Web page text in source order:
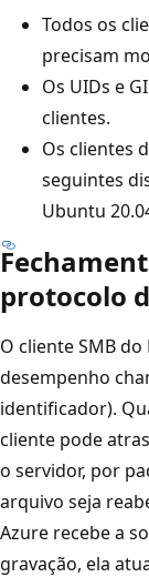
Todos os
precisam
Os UIDs e
clientes.
Os clientes
seguintes
Ubuntu
protocolo
O cliente SMB
desempenho
identificador).
cliente pode
o servidor, por
arquivo seja
Azure recebe a
gravação, ela